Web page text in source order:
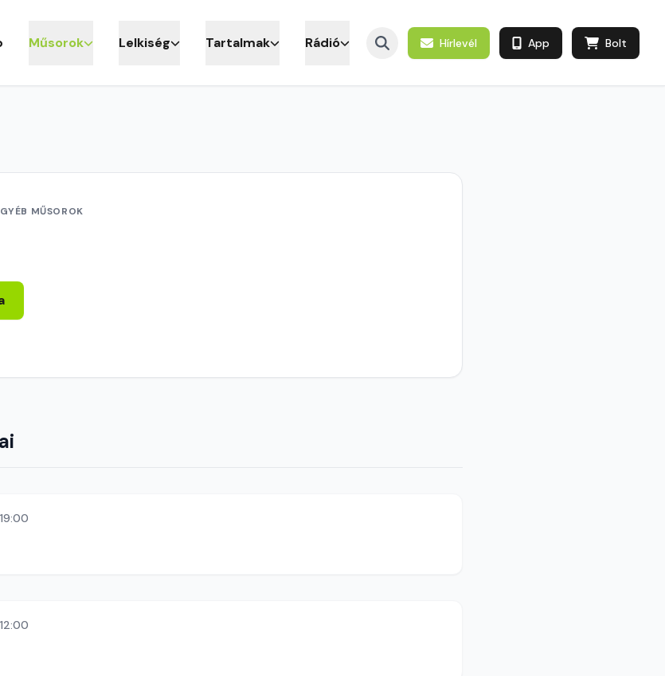
Műsorok Lelkiség Tartalmak Rádió Hírlevél App Bolt
MŰSOROK
19:00
12:00